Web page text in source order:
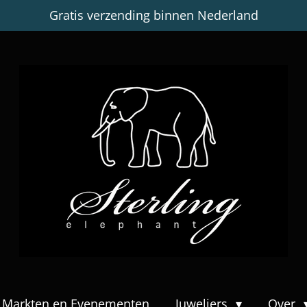
Gratis verzending binnen Nederland
Markten en Evenementen Juweliers Over